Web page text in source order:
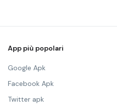
App più popolari
Google Apk
Facebook Apk
Twitter apk